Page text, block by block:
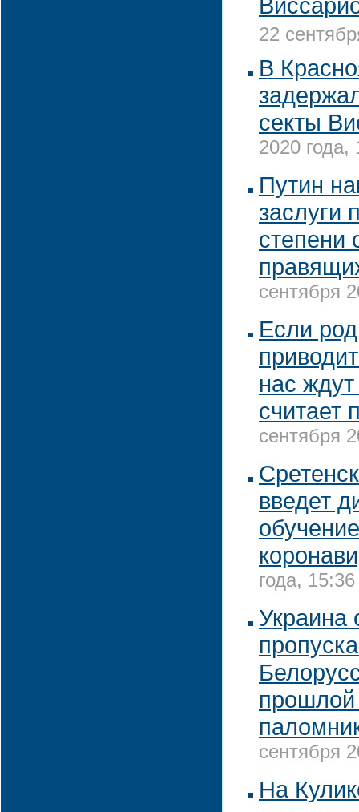
22
В
секты
2020 года,
Путин
заслуги
степени
сентября
Если
нас
считает
сентября
введет
года, 15:36
Украина
прошлой
сентября
На